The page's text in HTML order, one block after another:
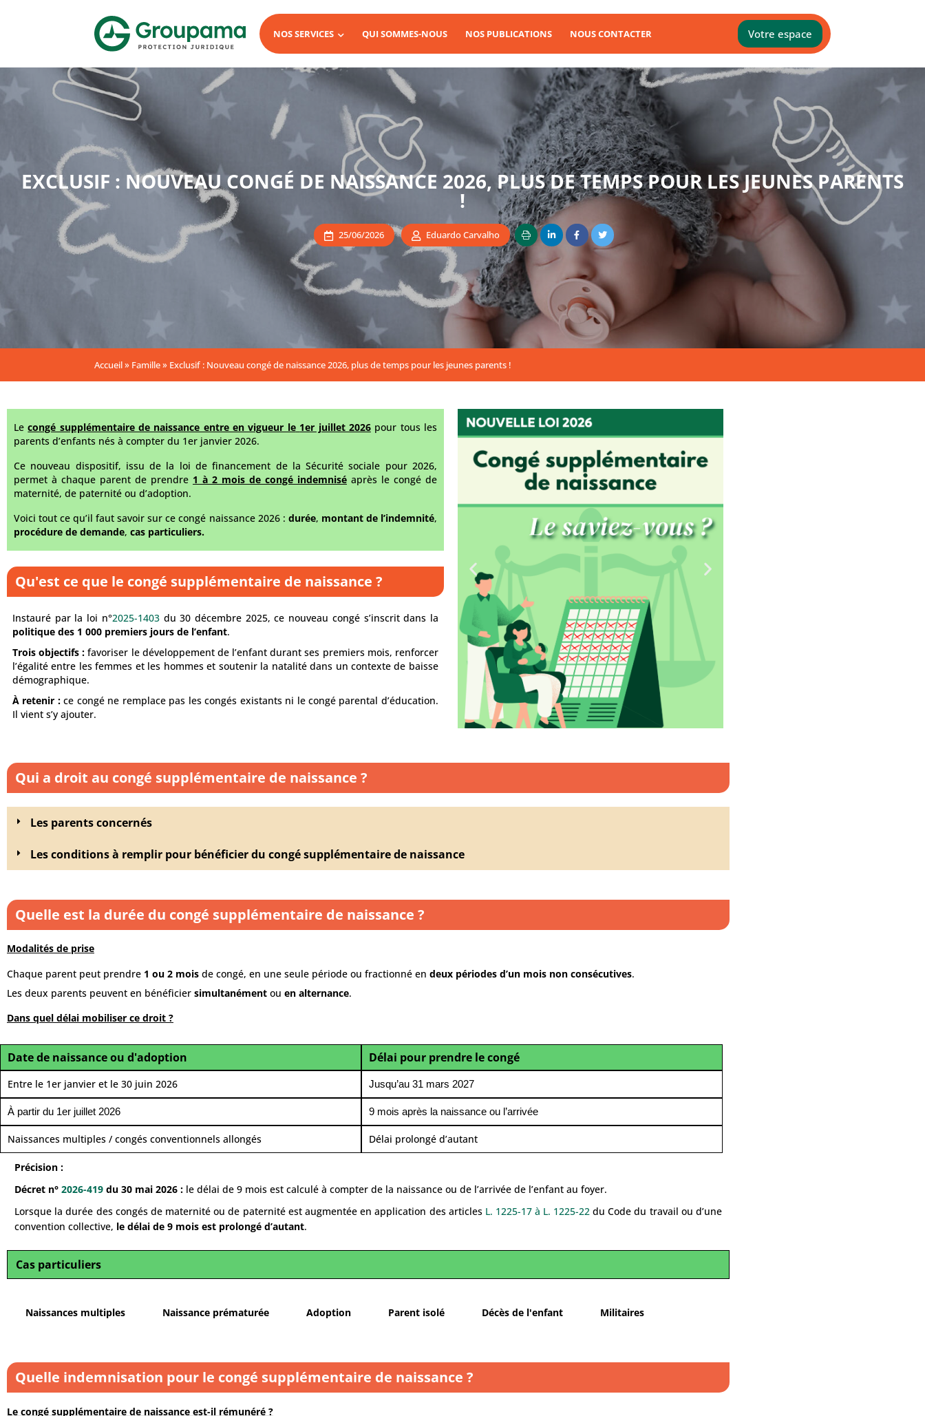
NOS SERVICES QUI SOMMES-NOUS NOS PUBLICATIONS NOUS CONTACTER Votre espace
EXCLUSIF : NOUVEAU CONGÉ DE NAISSANCE 2026, PLUS DE TEMPS POUR LES JEUNES PARENTS
!
25/06/2026 Eduardo Carvalho
Accueil» Famille» Exclusif : Nouveau congé de naissance 2026, plus de temps pour les jeunes parents !
Lecongé supplémentaire de naissance entre en vigueur le 1er juillet 2026pour tous les
parents d’enfants nés à compter du 1er janvier 2026.
Ce nouveau dispositif, issu de la loi de financement de la Sécurité sociale pour 2026,
permet à chaque parent de prendre 1 à 2 mois de congé indemniséaprès le congé de
maternité, de paternité ou d’adoption.
Voici tout ce qu’il faut savoir sur ce congé naissance 2026 : durée, montant de l’indemnité,
procédure de demande, cas particuliers.
Qu'est ce que le congé supplémentaire de naissance ?
Instauré par la loi n°2025-1403du 30 décembre 2025, ce nouveau congé s’inscrit dans la
politique des 1 000 premiers jours de l’enfant.
Trois objectifs : favoriser le développement de l’enfant durant ses premiers mois, renforcer
l’égalité entre les femmes et les hommes et soutenir la natalité dans un contexte de baisse
démographique.
À retenir :ce congé ne remplace pas les congés existants ni le congé parental d’éducation.
Il vient s’y ajouter.
Qui a droit au congé supplémentaire de naissance ?
Les parents concernés
Les conditions à remplir pour bénéficier du congé supplémentaire de naissance
Quelle est la durée du congé supplémentaire de naissance ?
Modalités de prise
Chaque parent peut prendre 1 ou 2 mois de congé, en une seule période ou fractionné en deux périodes d’un mois non consécutives.
Les deux parents peuvent en bénéficier simultanément ou en alternance.
Dans quel délai mobiliser ce droit ?
Date de naissance ou d'adoption Délai pour prendre le congé
Entre le 1er janvier et le 30 juin 2026 Jusqu’au 31 mars 2027
À partir du 1er juillet 2026 9 mois après la naissance ou l’arrivée
Naissances multiples / congés conventionnels allongés Délai prolongé d’autant
Précision :
Décret n° 2026-419 du 30 mai 2026 : le délai de 9 mois est calculé à compter de la naissance ou de l’arrivée de l’enfant au foyer.
Lorsque la durée des congés de maternité ou de paternité est augmentée en application des articles L. 1225-17 à L. 1225-22du Code du travail ou d’une
convention collective, le délai de 9 mois est prolongé d’autant.
Cas particuliers
Naissances multiples Naissance prématurée Adoption Parent isolé Décès de l'enfant Militaires
Quelle indemnisation pour le congé supplémentaire de naissance ?
Le congé supplémentaire de naissance est-il rémunéré ?